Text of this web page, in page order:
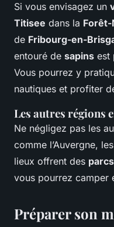
Si vous envisagez un
Titisee dans la Forêt-
de Fribourg-en-
entouré de sapins est
Vous pourrez y
nautiques et profiter
Les autres régions
Ne négligez pas les
comme l’Auvergne,
lieux offrent des
vous pourrez camper
Préparer son